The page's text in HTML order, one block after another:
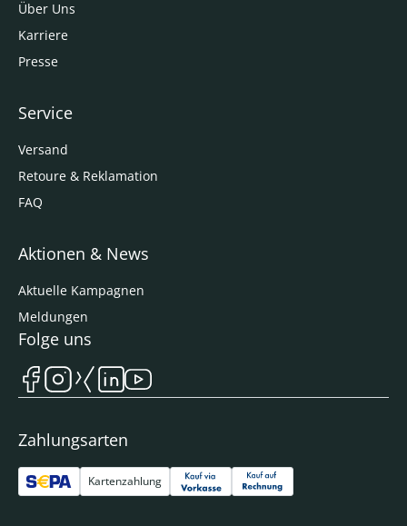
Über Uns
Karriere
Presse
Service
Versand
Retoure & Reklamation
FAQ
Aktionen & News
Aktuelle Kampagnen
Meldungen
Zahlungsarten
Kartenzahlung
Folge uns